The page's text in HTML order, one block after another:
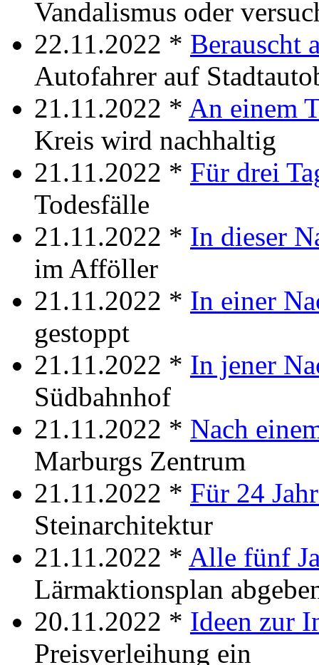
Vandalismus oder
22.11.2022 * Berauscht
Autofahrer auf
21.11.2022 * An einem
Kreis wird nachhaltig
21.11.2022 * Für drei
Todesfälle
21.11.2022 * In dieser
im Afföller
21.11.2022 * In einer
gestoppt
21.11.2022 * In jener
Südbahnhof
21.11.2022 * Nach
Marburgs Zentrum
21.11.2022 * Für 24
Steinarchitektur
21.11.2022 * Alle fünf
Lärmaktionsplan
20.11.2022 * Ideen zur
Preisverleihung ein